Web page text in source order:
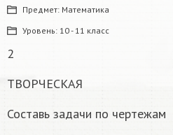
Предмет: Математика
Уровень: 10 - 11 класс
2
ТВОРЧЕСКАЯ
Составь задачи по чертежам